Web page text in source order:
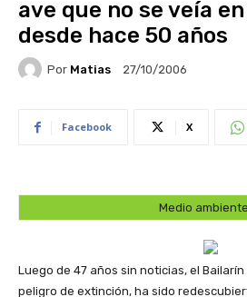
ave que no se veía
desde hace 50 años
Por Matias 27/10/2006
Facebook X
Medio ambiente
Luego de 47 años sin noticias, el
peligro de extinción, ha sido